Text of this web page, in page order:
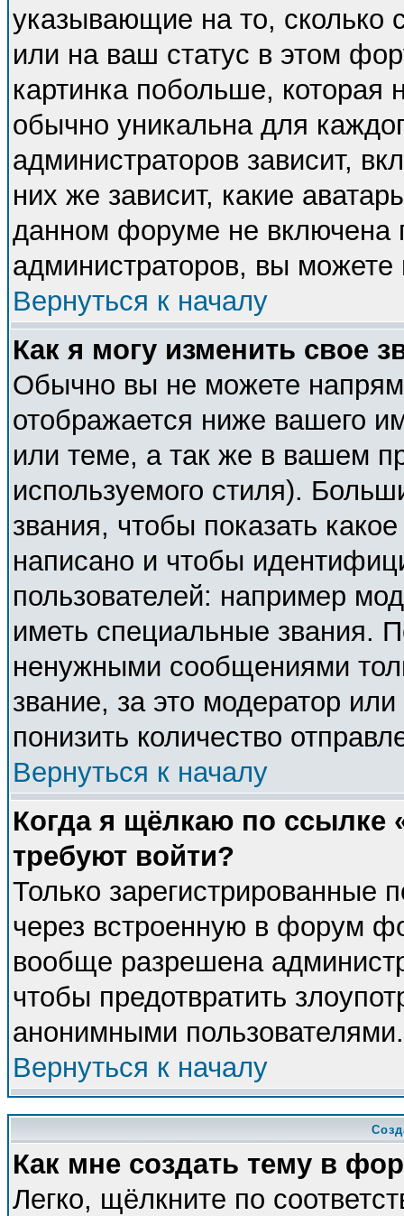
указывающие на то,
или на ваш статус в этом
картинка побольше, которая
обычно уникальна для
администраторов зависит,
них же зависит, какие
данном форуме не включена
администраторов, вы
Вернуться к началу
Как я могу изменить свое
Обычно вы не можете
отображается ниже вашего
или теме, а так же в вашем
используемого стиля).
звания, чтобы показать
написано и чтобы
пользователей: например
иметь специальные звания.
ненужными сообщениями
звание, за это модератор
понизить количество
Вернуться к началу
Когда я щёлкаю по ссылке
требуют войти?
Только зарегистрированные
через встроенную в форум
вообще разрешена
чтобы предотвратить
анонимными пользователями.
Вернуться к началу
Как мне создать тему в
Легко, щёлкните по